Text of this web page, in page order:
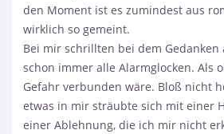
den Moment ist es zumindest aus
wirklich so gemeint.
Bei mir schrillten bei dem Gedanken
schon immer alle Alarmglocken. Als
Gefahr verbunden wäre. Bloß nicht
etwas in mir sträubte sich mit einer
einer Ablehnung, die ich mir nicht